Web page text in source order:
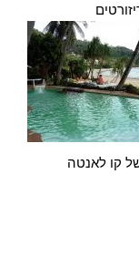
קו לאנטה